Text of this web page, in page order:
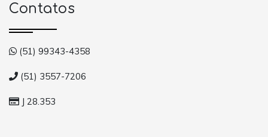
Contatos
(51) 99343-4358
(51) 3557-7206
J 28.353